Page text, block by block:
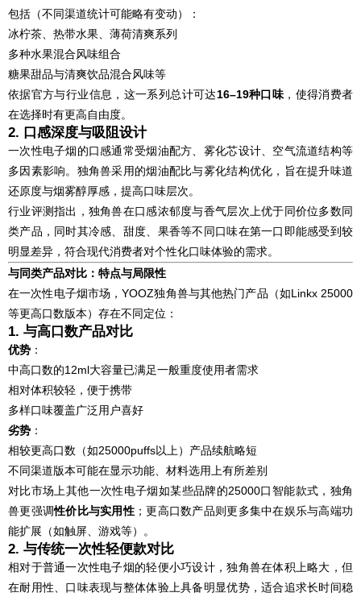
包括（不同渠道统计可能略有变动）：
冰柠茶、热带水果、薄荷清爽系列
多种水果混合风味组合
糖果甜品与清爽饮品混合风味等
依据官方与行业信息，这一系列总计可达16–19种口味 ，使得消费者
在选择时有更高自由度。
2. 口感深度与吸阻设计
一次性电子烟的口感通常受烟油配方、雾化芯设计、空气流道结构等
多因素影响。独角兽采用的烟油配比与雾化结构优化，旨在提升味道
还原度与烟雾醇厚感，提高口味层次。
行业评测指出，独角兽在口感浓郁度与香气层次上优于同价位多数同
类产品，同时其冷感、甜度、果香等不同口味在第一口即能感受到较
明显差异，符合现代消费者对个性化口味体验的需求。
与同类产品对比：特点与局限性
在一次性电子烟市场，YOOZ独角兽与其他热门产品（如Linkx 25000
等更高口数版本）存在不同定位：
1. 与高口数产品对比
优势 ：
中高口数的12ml大容量已满足一般重度使用者需求
相对体积较轻，便于携带
多样口味覆盖广泛用户喜好
劣势 ：
相较更高口数（如25000puffs以上）产品续航略短
不同渠道版本可能在显示功能、材料选用上有所差别
对比市场上其他一次性电子烟如某些品牌的25000口智能款式，独角
兽更强调性价比与实用性 ；更高口数产品则更多集中在娱乐与高端功
能扩展（如触屏、游戏等）。
2. 与传统一次性轻便款对比
相对于普通一次性电子烟的轻便小巧设计，独角兽在体积上略大，但
在耐用性、口味表现与整体体验上具备明显优势，适合追求长时间稳